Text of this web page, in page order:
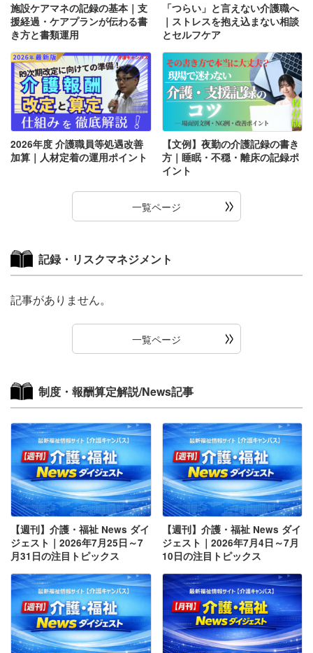
施設ケアマネの記録の基本｜支
援経過・ケアプランが伝わる書
き方と書類運用
「つらい」と言えない介護職へ
｜ストレスを抱え込まない相談
とセルフケア
2026年度 介護職員等処遇改善
加算｜人材定着の運用ポイント
【文例】夜勤の介護記録の書き
方｜睡眠・不穏・離床の記録ポ
イント
一覧ページ
記録・リスクマネジメント
記事がありません。
一覧ページ
制度・報酬算定解説/News記事
【週刊】介護・福祉 News ダイ
ジェスト｜2026年7月25日～7
月31日の注目トピックス
【週刊】介護・福祉 News ダイ
ジェスト｜2026年7月4日～7月
10日の注目トピックス